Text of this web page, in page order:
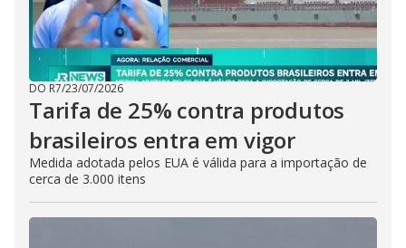
DO R7/23/07/2026
Tarifa de 25% contra produtos
brasileiros entra em vigor
Medida adotada pelos EUA é válida para a importação de
cerca de 3.000 itens